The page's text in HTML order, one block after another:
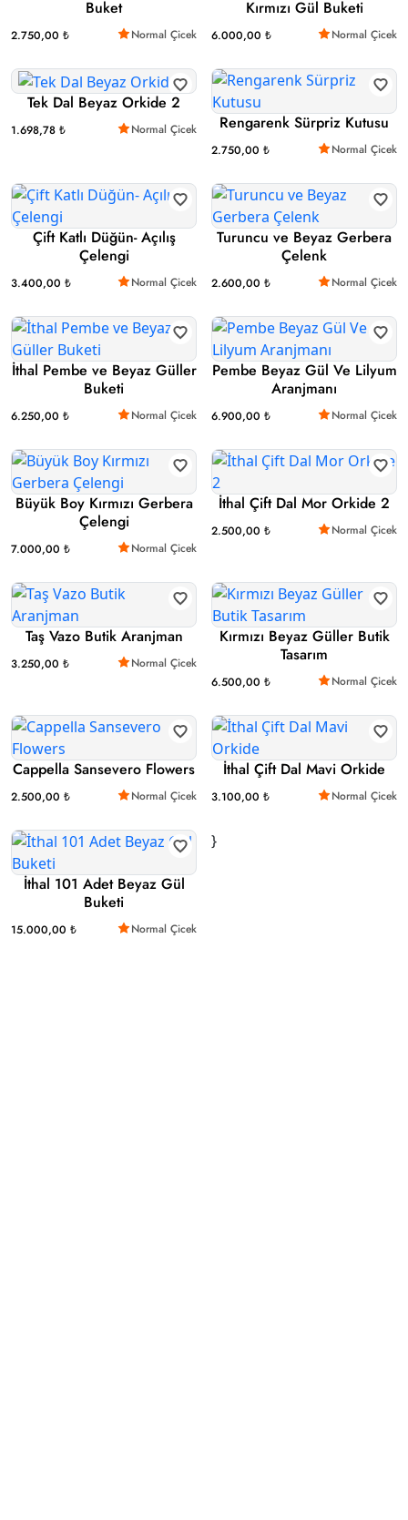
Buket
2.750,00 ₺ Normal Çicek
Kırmızı Gül Buketi
6.000,00 ₺ Normal Çicek
Tek Dal Beyaz Orkide 2
1.698,78 ₺ Normal Çicek Rengarenk Sürpriz Kutusu
2.750,00 ₺ Normal Çicek
Çift Katlı Düğün- Açılış
Çelengi
3.400,00 ₺ Normal Çicek
Turuncu ve Beyaz Gerbera
Çelenk
2.600,00 ₺ Normal Çicek
İthal Pembe ve Beyaz Güller
Buketi
6.250,00 ₺ Normal Çicek
Pembe Beyaz Gül Ve Lilyum
Aranjmanı
6.900,00 ₺ Normal Çicek
Büyük Boy Kırmızı Gerbera
Çelengi
7.000,00 ₺ Normal Çicek
İthal Çift Dal Mor Orkide 2
2.500,00 ₺ Normal Çicek
Taş Vazo Butik Aranjman
3.250,00 ₺ Normal Çicek
Kırmızı Beyaz Güller Butik
Tasarım
6.500,00 ₺ Normal Çicek
Cappella Sansevero Flowers
2.500,00 ₺ Normal Çicek
İthal Çift Dal Mavi Orkide
3.100,00 ₺ Normal Çicek
İthal 101 Adet Beyaz Gül
Buketi
15.000,00 ₺ Normal Çicek
}